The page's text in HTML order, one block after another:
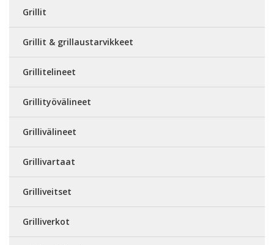
Grillit
Grillit & grillaustarvikkeet
Grillitelineet
Grillityövälineet
Grillivälineet
Grillivartaat
Grilliveitset
Grilliverkot